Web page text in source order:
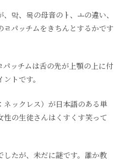
막、목の母音のㅏ、ㅗの違い、
パッチムをきちんとするかです
パッチムは舌の先が上顎の上に付
トです。
ネックレス）が日本語のある単
性の生徒さんはくすくす笑って
したが、未だに謎です。誰か教